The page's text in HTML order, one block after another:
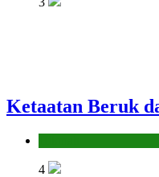
Ketaatan Beruk
4